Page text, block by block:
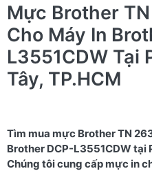
Mực Brother
Cho Máy In
L3551CDW Tại
Tây, TP.HCM
Tìm mua mực Brother TN
Brother DCP-L3551CDW tại
Chúng tôi cung cấp mực in